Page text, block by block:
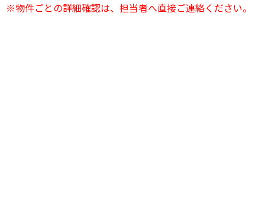
※物件ごとの詳細確認は、担当者へ直接ご連絡ください。